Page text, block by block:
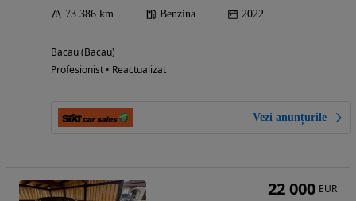
73 386 km Benzina 2022
Bacau (Bacau)
Profesionist • Reactualizat
Vezi anunțurile
22 000 EUR